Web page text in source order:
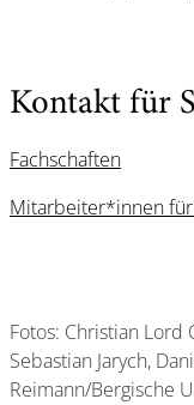
Kontakt für
Fachschaften
Mitarbeiter*innen für
Fotos: Christian Lord
Sebastian Jarych,
Reimann/Bergische